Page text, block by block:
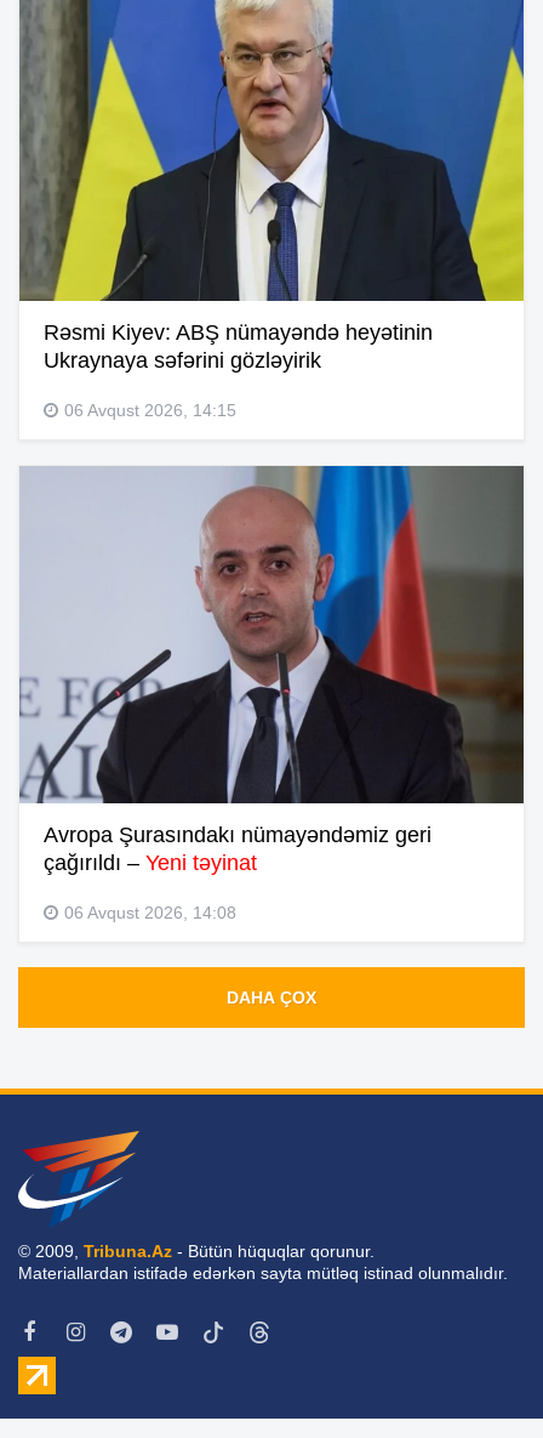
Rəsmi Kiyev: ABŞ nümayəndə heyətinin
Ukraynaya səfərini gözləyirik
06 Avqust 2026, 14:15
Avropa Şurasındakı nümayəndəmiz geri
çağırıldı – Yeni təyinat
06 Avqust 2026, 14:08
DAHA ÇOX
© 2009, Tribuna.Az - Bütün hüquqlar qorunur.
Materiallardan istifadə edərkən sayta mütləq istinad olunmalıdır.